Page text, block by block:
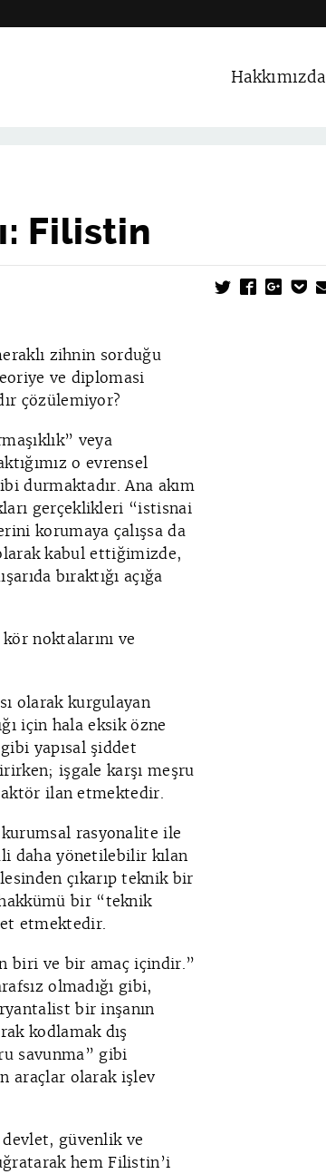
Hakkımızda
Filistin
zihnin sorduğu
ve diplomasi
çözülemiyor?
veya
o evrensel
durmaktadır. Ana akım
gerçeklikleri “istisnai
korumaya çalışsa da
kabul ettiğimizde,
bıraktığı açığa
noktalarını ve
olarak kurgulayan
için hala eksik özne
yapısal şiddet
işgale karşı meşru
ilan etmektedir.
kurumsal rasyonalite ile
daha yönetilebilir kılan
çıkarıp teknik bir
bir “teknik
etmektedir.
biri ve bir amaç içindir.”
olmadığı gibi,
bir inşanın
kodlamak dış
savunma” gibi
araçlar olarak işlev
güvenlik ve
hem Filistin’i